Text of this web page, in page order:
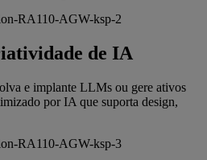
de IA
e implante LLMs ou gere ativos
por IA que suporta design,